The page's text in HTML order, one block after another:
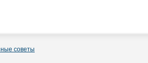
советы